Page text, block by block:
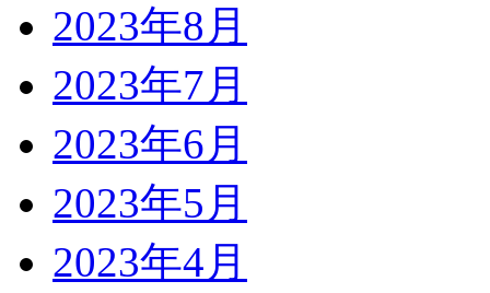
2023年8月
2023年7月
2023年6月
2023年5月
2023年4月